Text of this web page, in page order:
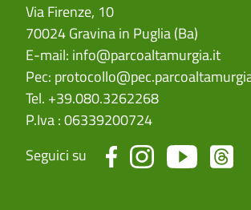
Via Firenze, 10
70024 Gravina in Puglia (Ba)
E-mail: info@parcoaltamurgia.it
Pec:
Tel. +39.080.3262268
P.Iva : 06339200724
Seguici su